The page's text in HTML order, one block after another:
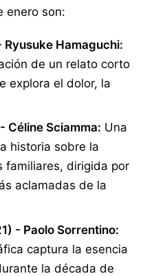
enero son:
Hamaguchi:
de un relato corto
explora el dolor, la
Céline Sciamma: Una
historia sobre la
familiares, dirigida por
aclamadas de la
- Paolo Sorrentino:
captura la esencia
la década de